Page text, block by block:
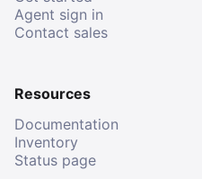
Agent sign in
Contact sales
Resources
Documentation
Inventory
Status page